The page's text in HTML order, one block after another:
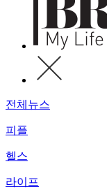
전체뉴스
피플
헬스
라이프